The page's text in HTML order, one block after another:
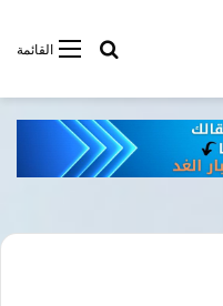
القائمةأبحت فى